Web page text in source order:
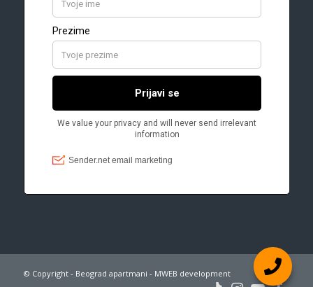
© Copyright - Beograd apartmani - MWEB development